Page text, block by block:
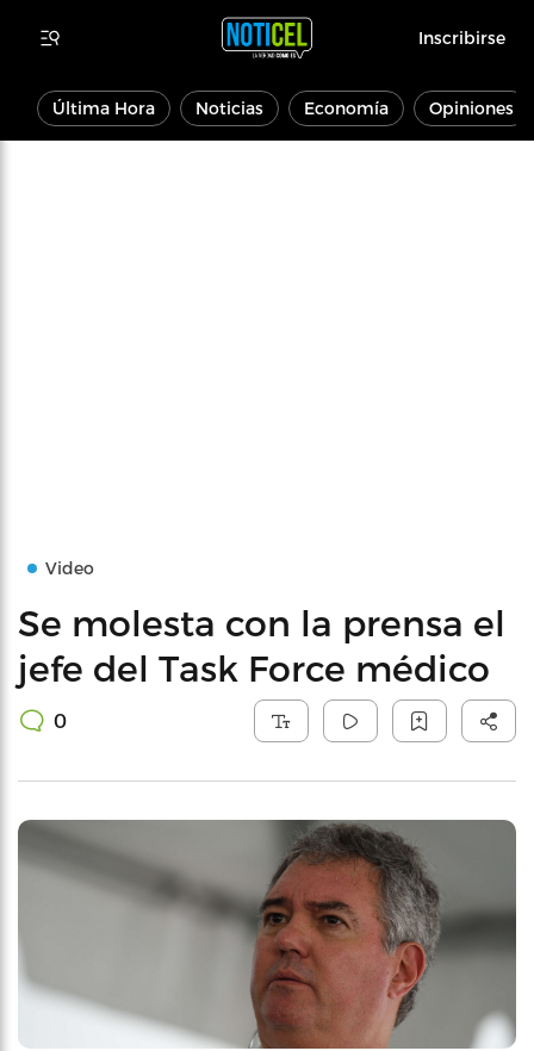
Inscribirse
Última Hora Noticias Economía Opiniones
Video
Se molesta con la prensa el
jefe del Task Force médico
0